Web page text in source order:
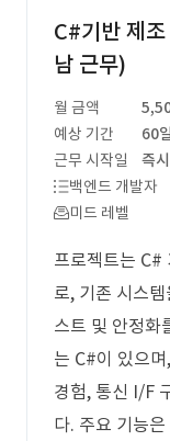
C#기반 제
남 근무)
월 금액
예상 기간
60일
근무 시작일
즉
백엔드 개발자
미드 레벨
프로젝트는 C#
로, 기존 시스
스트 및 안정화
는 C#이 있으
경험, 통신 I/F
다. 주요 기능